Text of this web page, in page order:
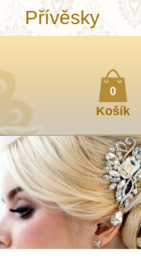
0
Košík
Přívěsky